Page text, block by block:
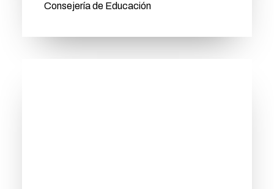
Consejería de Educación